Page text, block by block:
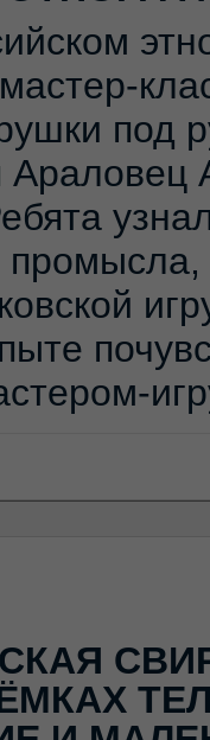
под
Араловец